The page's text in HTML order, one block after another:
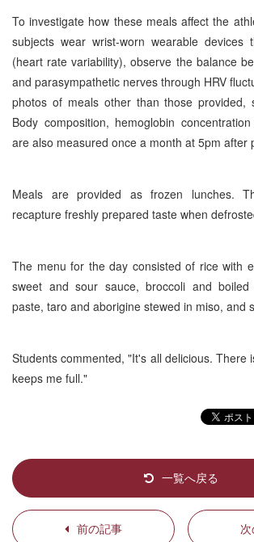
To investigate how these meals affect the
subjects wear wrist-worn wearable devices
(heart rate variability), observe the balance
and parasympathetic nerves through HRV
photos of meals other than those provided,
Body composition, hemoglobin
are also measured once a month at 5pm after
Meals are provided as frozen lunches.
recapture freshly prepared taste when
The menu for the day consisted of rice with
sweet and sour sauce, broccoli and
paste, taro and aborigine stewed in miso, and
Students commented, "It's all delicious. There
keeps me full."
前の記事
一覧へ戻る